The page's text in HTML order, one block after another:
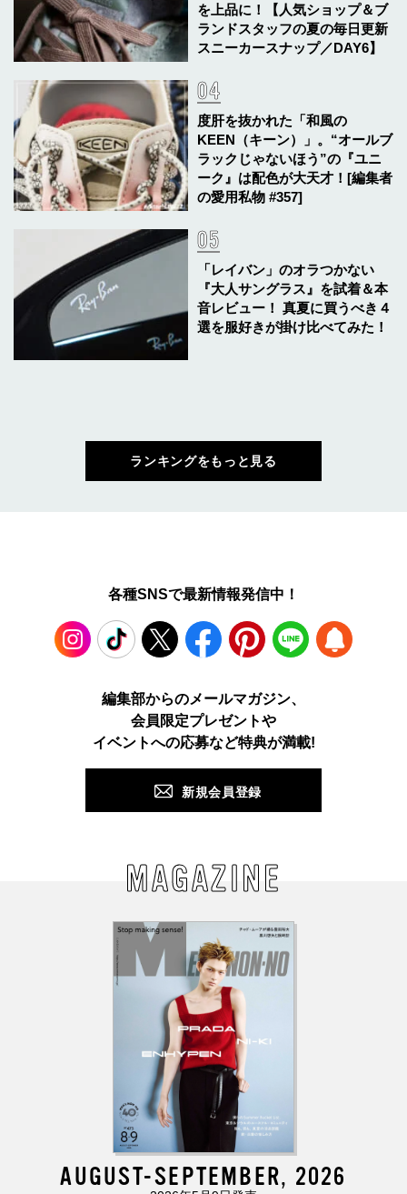
を上品に！【人気ショップ＆ブ
ランドスタッフの夏の毎日更新
スニーカースナップ／DAY6】
度肝を抜かれた「和風の
KEEN（キーン）」。“オールブ
ラックじゃないほう”の『ユニ
ーク』は配色が大天才！[編集者
の愛用私物 #357]
「レイバン」のオラつかない
『大人サングラス』を試着＆本
音レビュー！ 真夏に買うべき４
選を服好きが掛け比べてみた！
ランキングをもっと見る
各種SNSで最新情報発信中！
TikTok Facebook Pinterest LINE
編集部からのメールマガジン、
会員限定プレゼントや
イベントへの応募など特典が満載!
新規会員登録
MAGAZINE
AUGUST-SEPTEMBER, 2026